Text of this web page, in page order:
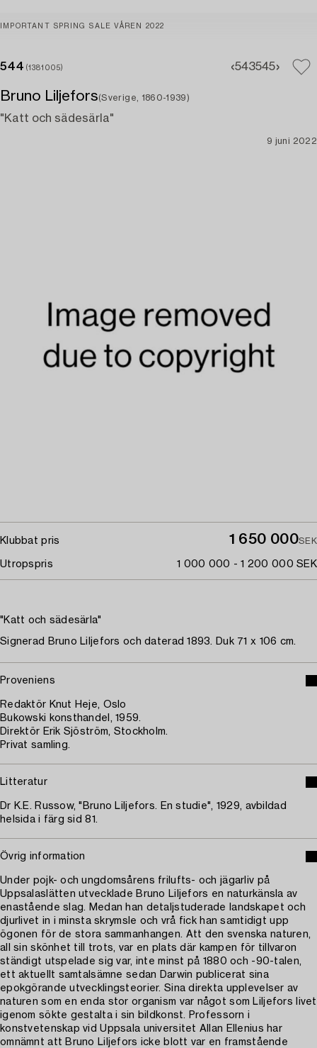
IMPORTANT SPRING SALE VÅREN 2022
544 (1381005) 543545
Bruno Liljefors(Sverige, 1860-1939)
"Katt och sädesärla"
9 juni 2022
Klubbat pris 1 650 000SEK
Utropspris 1 000 000 - 1 200 000 SEK
"Katt och sädesärla"
Signerad Bruno Liljefors och daterad 1893. Duk 71 x 106 cm.
Proveniens
Redaktör Knut Heje, Oslo
Bukowski konsthandel, 1959.
Direktör Erik Sjöström, Stockholm.
Privat samling.
Litteratur
Dr K.E. Russow, "Bruno Liljefors. En studie", 1929, avbildad
helsida i färg sid 81.
Övrig information
Under pojk- och ungdomsårens frilufts- och jägarliv på
Uppsalaslätten utvecklade Bruno Liljefors en naturkänsla av
enastående slag. Medan han detaljstuderade landskapet och
djurlivet in i minsta skrymsle och vrå fick han samtidigt upp
ögonen för de stora sammanhangen. Att den svenska naturen,
all sin skönhet till trots, var en plats där kampen för tillvaron
ständigt utspelade sig var, inte minst på 1880 och -90-talen,
ett aktuellt samtalsämne sedan Darwin publicerat sina
epokgörande utvecklingsteorier. Sina direkta upplevelser av
naturen som en enda stor organism var något som Liljefors livet
igenom sökte gestalta i sin bildkonst. Professorn i
konstvetenskap vid Uppsala universitet Allan Ellenius har
omnämnt att Bruno Liljefors icke blott var en framstående